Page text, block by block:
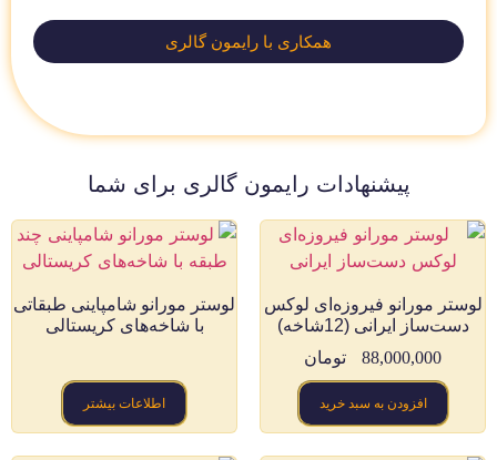
همکاری با رایمون گالری
پیشنهادات رایمون گالری برای شما
لوستر مورانو فیروزه‌ای لوکس
دست‌ساز ایرانی (12شاخه)
88,000,000
تومان
افزودن به سبد خرید
لوستر مورانو شامپاینی طبقاتی
با شاخه‌های کریستالی
اطلاعات بیشتر